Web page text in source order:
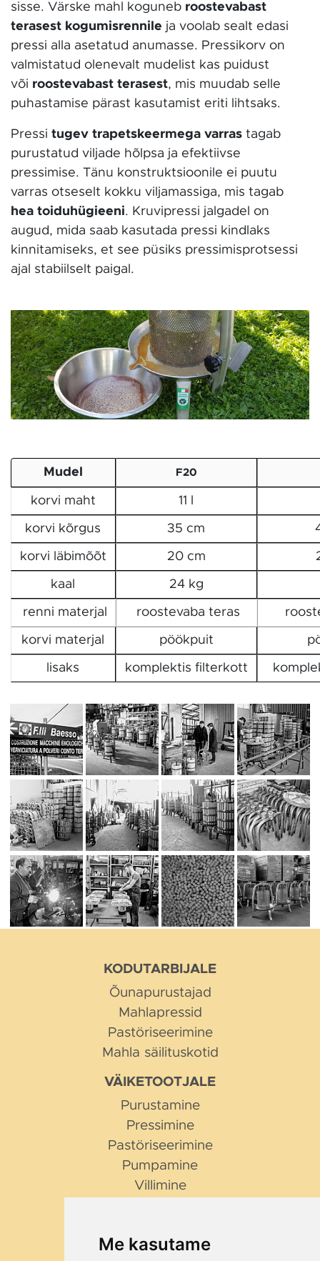
Me kasutame
sisse. Värske mahl koguneb roostevabast
terasest kogumisrennile ja voolab sealt edasi
pressi alla asetatud anumasse. Pressikorv on
valmistatud olenevalt mudelist kas puidust
või roostevabast terasest, mis muudab selle
puhastamise pärast kasutamist eriti lihtsaks.
Pressi tugev trapetskeermega varras tagab
purustatud viljade hõlpsa ja efektiivse
pressimise. Tänu konstruktsioonile ei puutu
varras otseselt kokku viljamassiga, mis tagab
hea toiduhügieeni. Kruvipressi jalgadel on
augud, mida saab kasutada pressi kindlaks
kinnitamiseks, et see püsiks pressimisprotsessi
ajal stabiilselt paigal.
Mudel F20
korvi maht 11 l
korvi kõrgus 35 cm
korvi läbimõõt 20 cm
kaal 24 kg
renni materjal roostevaba teras
korvi materjal pöökpuit
lisaks komplektis filterkott
KODUTARBIJALE
Õunapurustajad
Mahlapressid
Pastöriseerimine
Mahla säilituskotid
VÄIKETOOTJALE
Purustamine
Pressimine
Pastöriseerimine
Pumpamine
Villimine
Millist purustajat valida?